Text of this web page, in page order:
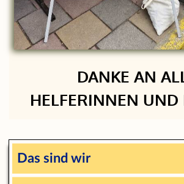
DANKE AN
HELFERINNEN UND
Das sind wir